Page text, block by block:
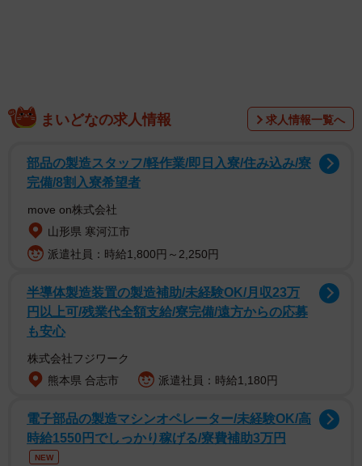
時間がないけど、もう一品ほしいときに…
・小松菜 1/2束（150g）
・ツナ缶 1缶（70g）
・市販の追いがつおつゆ2倍 大さじ2
・のり 適量
▽作り方
① 小松菜を3㎝の長さに切り、耐熱容器に入れ、ふんわり
とラップをし電子レンジ（600W）で2分加熱する。
② 耐熱容器のまま小松菜の水けをきり、かるく油をきっ
③ 最後に追いがつおつゆ2倍を加え、よく和えたら完成で
す。
まいどなの求人情報 求人情報一覧へ
部品の製造スタッフ/軽作業/即日入寮/住み込み/寮
完備/8割入寮希望者
move on株式会社
山形県 寒河江市
派遣社員：時給1,800円～2,250円
半導体製造装置の製造補助/未経験OK/月収23万
円以上可/残業代全額支給/寮完備/遠方からの応募
も安心
株式会社フジワーク
熊本県 合志市
派遣社員：時給1,180円
電子部品の製造マシンオペレーター/未経験OK/高
時給1550円でしっかり稼げる/寮費補助3万円
NEW